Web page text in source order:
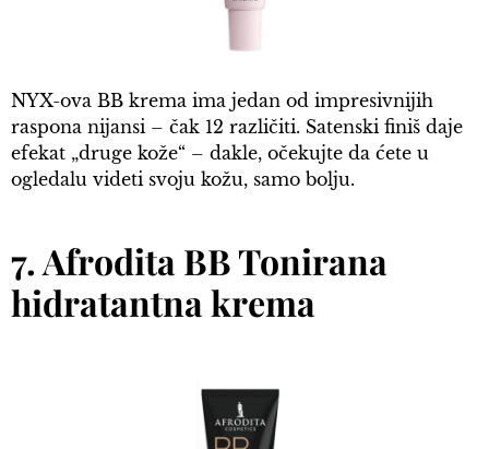
NYX-ova BB krema ima jedan od impresivnijih
raspona nijansi – čak 12 različiti. Satenski finiš daje
efekat „druge kože“ – dakle, očekujte da ćete u
ogledalu videti svoju kožu, samo bolju.
7. Afrodita BB Tonirana
hidratantna krema